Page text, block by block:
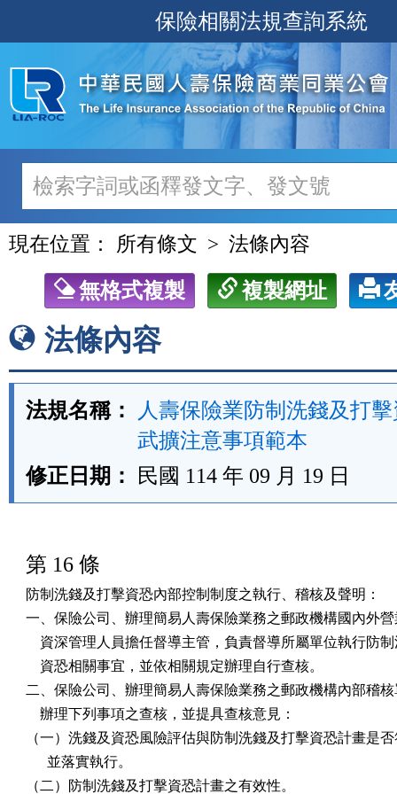
至
主
內
容
保險相關法規查詢系統
現在位置： 所有條文 法條內容
無格式複製 複製網址
法條內容
法規名稱：
人壽保險業防制洗錢及打
武擴注意事項範本
修正日期：
民國 114 年 09 月 19 日
第 16 條
防制洗錢及打擊資恐內部控制制度之執行、稽核及聲明：
一、保險公司、辦理簡易人壽保險業務之郵政機構國內外
資深管理人員擔任督導主管，負責督導所屬單位執行防
    資恐相關事宜，並依相關規定辦理自行查核。
二、保險公司、辦理簡易人壽保險業務之郵政機構內部稽
    辦理下列事項之查核，並提具查核意見：
（一）洗錢及資恐風險評估與防制洗錢及打擊資恐計畫是
      並落實執行。
（二）防制洗錢及打擊資恐計畫之有效性。